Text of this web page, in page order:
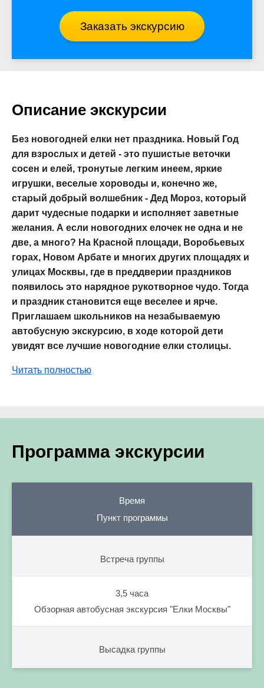
Заказать экскурсию
Описание экскурсии
Без новогодней елки нет праздника. Новый Год
для взрослых и детей - это пушистые веточки
сосен и елей, тронутые легким инеем, яркие
игрушки, веселые хороводы и, конечно же,
старый добрый волшебник - Дед Мороз, который
дарит чудесные подарки и исполняет заветные
желания. А если новогодних елочек не одна и не
две, а много? На Красной площади, Воробьевых
горах, Новом Арбате и многих других площадях и
улицах Москвы, где в преддверии праздников
появилось это нарядное рукотворное чудо. Тогда
и праздник становится еще веселее и ярче.
Приглашаем школьников на незабываемую
автобусную экскурсию, в ходе которой дети
увидят все лучшие новогодние елки столицы.
Читать полностью
Программа экскурсии
Время
Пункт программы
Встреча группы
3,5 часа
Обзорная автобусная экскурсия "Елки Москвы"
Высадка группы